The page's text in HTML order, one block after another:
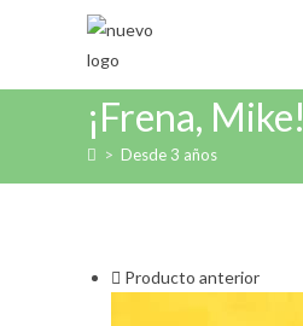
¡Frena, Mike!
> Desde 3 años
Producto anterior